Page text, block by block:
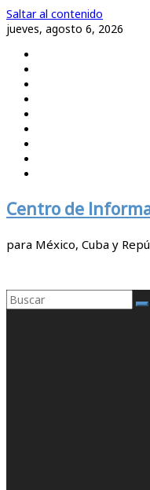
Saltar al contenido
jueves, agosto 6, 2026
Centro de
para México, Cuba y